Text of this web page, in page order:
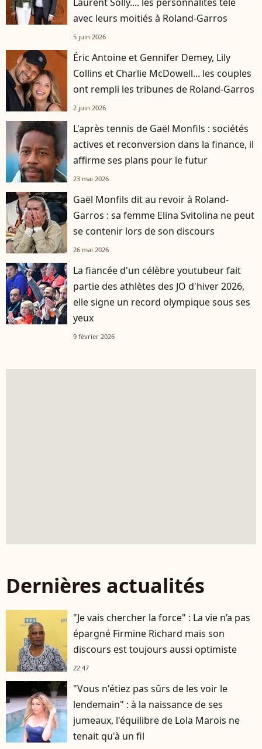
avec leurs moitiés à Roland-Garros
5 juin 2026
Éric Antoine et Gennifer Demey, Lily
Collins et Charlie McDowell... les couples
ont rempli les tribunes de Roland-Garros
2 juin 2026
L'après tennis de Gaël Monfils : sociétés
actives et reconversion dans la finance, il
affirme ses plans pour le futur
23 mai 2026
Gaël Monfils dit au revoir à Roland-
Garros : sa femme Elina Svitolina ne peut
se contenir lors de son discours
26 mai 2026
La fiancée d'un célèbre youtubeur fait
partie des athlètes des JO d'hiver 2026,
elle signe un record olympique sous ses
yeux
9 février 2026
Dernières actualités
"Je vais chercher la force" : La vie n’a pas
épargné Firmine Richard mais son
discours est toujours aussi optimiste
22:47
"Vous n'étiez pas sûrs de les voir le
lendemain" : à la naissance de ses
jumeaux, l'équilibre de Lola Marois ne
tenait qu'à un fil